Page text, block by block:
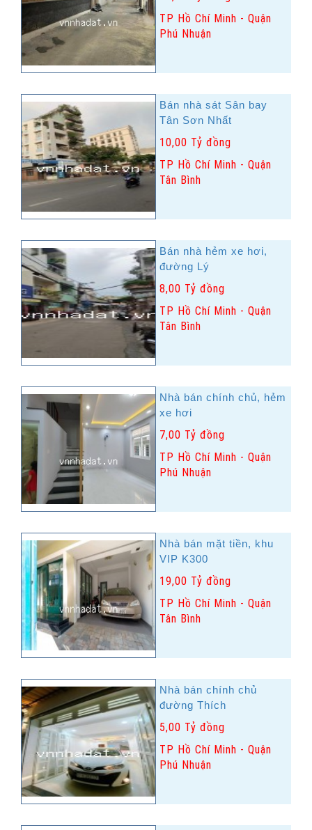
TP Hồ Chí Minh - Quận
Phú Nhuận
Bán nhà sát Sân bay
Tân Sơn Nhất
10,00 Tỷ đồng
TP Hồ Chí Minh - Quận
Tân Bình
Bán nhà hẻm xe hơi,
đường Lý
8,00 Tỷ đồng
TP Hồ Chí Minh - Quận
Tân Bình
Nhà bán chính chủ, hẻm
xe hơi
7,00 Tỷ đồng
TP Hồ Chí Minh - Quận
Phú Nhuận
Nhà bán mặt tiền, khu
VIP K300
19,00 Tỷ đồng
TP Hồ Chí Minh - Quận
Tân Bình
Nhà bán chính chủ
đường Thích
5,00 Tỷ đồng
TP Hồ Chí Minh - Quận
Phú Nhuận